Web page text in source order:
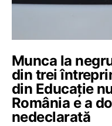
Munca la
din trei
din Educație
România e a
nedeclarată